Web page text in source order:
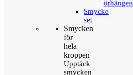
örhängen
Smycke
set
Smycken
för
hela
kroppen
Upptäck
smycken